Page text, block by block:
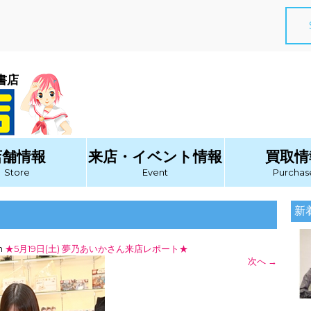
店
情報
Store
来店・イベント情報
Event
買取
★5月19日(土) 夢乃あいかさん来店レポート★
次へ →
新